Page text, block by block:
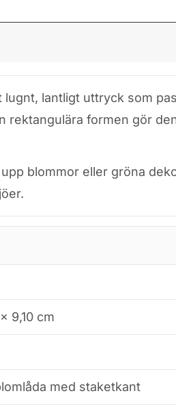
lantligt uttryck som
formen gör
blommor eller gröna
9,10 cm
med staketkant